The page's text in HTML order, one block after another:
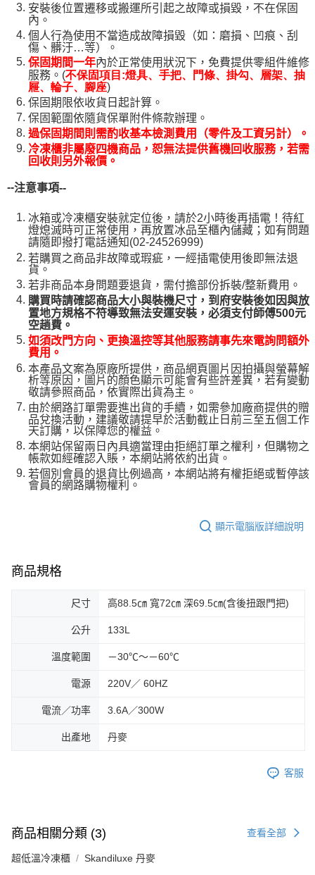
安裝後位置遷移或搬運所引起之故障或損毀，不在保固
內。
個人行為使用不當造成故障損毀（如：磨損、凹痕、刮
傷、髒汙…等）。
保固期間一年內於正常使用狀況下，免費提供零組件維修
服務。(不保固項目:燈具、手把、門條、掛勾、層架、抽
屜、輪子、腳座)
保固期限依收貨日起計算。
保固範圍依隨貨保單附件條款辦理。
過保固期間則需酌收基本檢測費用（零件及工資另計）。
冷凍櫃非屬廢四機商品，恕無法提供舊機回收服務，若需
回收則另外報價。
--注意事項--
冰箱或冷凍櫃安裝就定位後，請於2小時後再插電！待紅
燈熄滅時可正常使用，再放置冰品至櫃內儲藏；如有問題
請隨即撥打電話通知(02-24526999)
若購買之商品非故障或瑕疵，一經插電使用後即無法退
貨。
若非商品本身問題要退貨，需付擔部份拆裝/整新費用。
購買時請確認商品大小與裝機尺寸，到府安裝後如因與放
置地方規格不符導致無法安運安裝，必須支付師傅500元
空趟費。
如須改門方向、更換溫控等其他服務請事先來電詢問額外
費用。
本產品文案為原廠所提供，商品網頁圖片因拍攝與螢幕解
析等原因，圖片的顏色顯示可能會有些許差異，若有變動
敬請參照商品，依實際出貨為主。
由於網路訂單需要進出貨的手續，如需參加廠商提供的贈
品兌換活動，建議敬請提早於活動截止日前三至五個工作
天訂購，以保障您的權益。
本網站保留兩日內具適當理由拒絕訂單之權利，但購物之
帳款如經確認入賬，本網站將依約出貨。
若個別會員的退貨比例過高，本網站將有權拒絕或暫停該
會員的網路購物權利。
顯示電腦版詳細說明
商品規格
尺寸 高88.5㎝ 寬72㎝ 深69.5㎝(含後扭跟門把)
公升 133L
溫度範圍 －30℃～－60℃
電源 220V／ 60HZ
電流／功率 3.6A／300W
出產地 丹麥
客服
商品相關分類 (3) 查看全部
超低溫冷凍櫃 Skandiluxe 丹麥